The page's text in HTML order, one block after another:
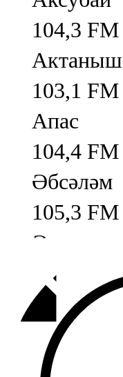
104,3 FM
Актаныш
103,1 FM
Апас
104,4 FM
Әбсәләм
105,3 FM
Әлмәт
92,9 FM
Базарлы
107,1 FM
Балык